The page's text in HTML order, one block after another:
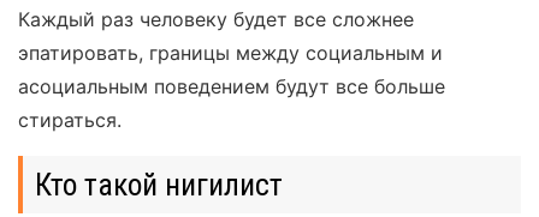
Каждый раз человеку будет все сложнее
эпатировать, границы между социальным и
асоциальным поведением будут все больше
стираться.
Кто такой нигилист